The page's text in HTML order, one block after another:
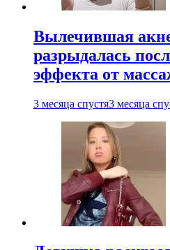
Вылечившая
разрыдалась
эффекта от
3 месяца спустя3 месяца